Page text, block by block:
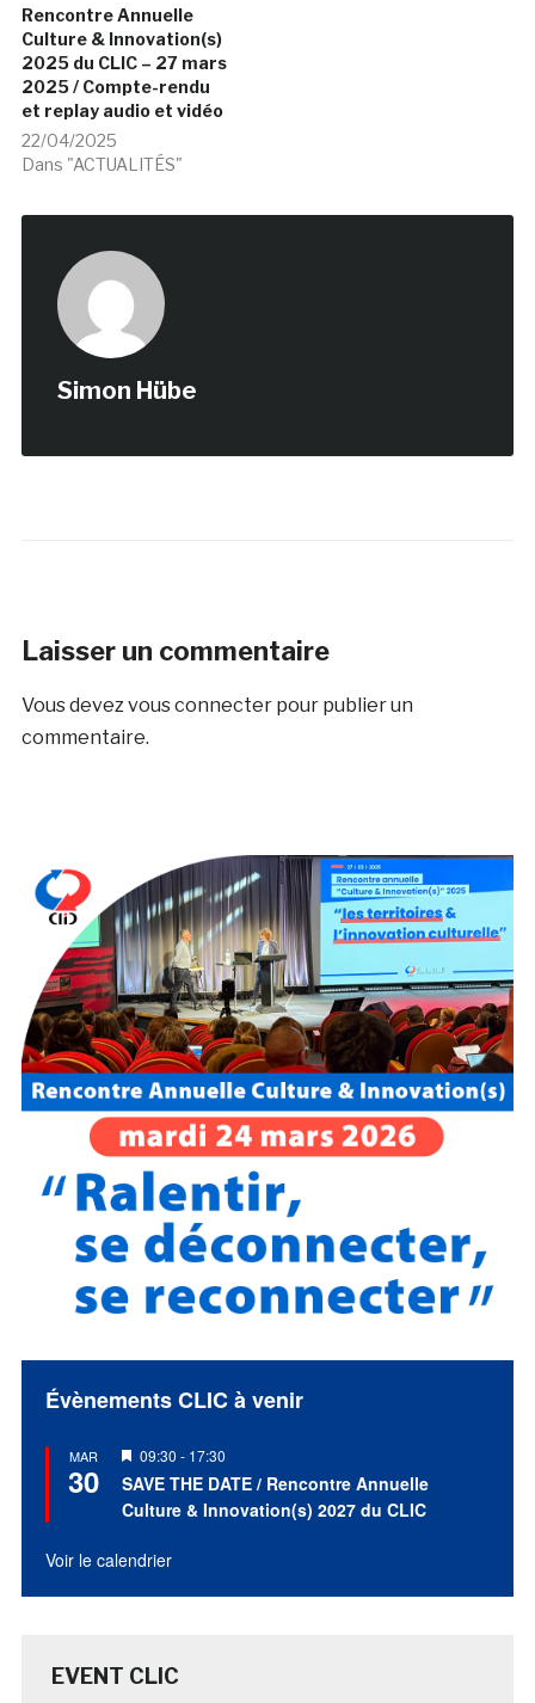
Rencontre Annuelle
Culture & Innovation(s)
2025 du CLIC – 27 mars
2025 / Compte-rendu
et replay audio et vidéo
22/04/2025
Dans "ACTUALITÉS"
Simon Hübe
Laisser un commentaire
Vous devezvous connecterpour publier un
commentaire.
Évènements CLIC à venir
MAR
30
Mis
en
avant
09:30 - 17:30
SAVE THE DATE / Rencontre Annuelle
Culture & Innovation(s) 2027 du CLIC
Voir le calendrier
EVENT CLIC